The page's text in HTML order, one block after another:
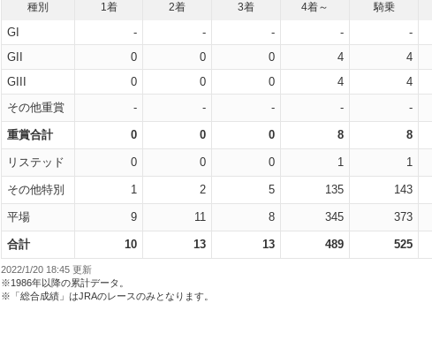
種別 1着 2着 3着 4着～ 騎乗
GI - - - - -
GII
0 0 0 4 4
GIII
0 0 0 4 4
その他重賞
- - - - -
重賞合計 0 0 0 8 8
リステッド 0 0 0 1 1
その他特別 1 2 5 135 143
平場 9 11 8 345 373
合計 10 13 13 489 525
2022/1/20 18:45 更新
※1986年以降の累計データ。
※「総合成績」はJRAのレースのみとなります。